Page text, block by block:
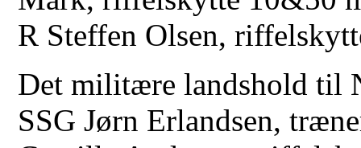
Det militære landshold til
SSG Jørn Erlandsen,